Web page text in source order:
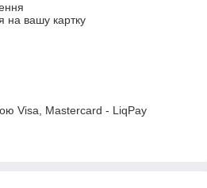
на вашу картку
Visa, Mastercard - LiqPay